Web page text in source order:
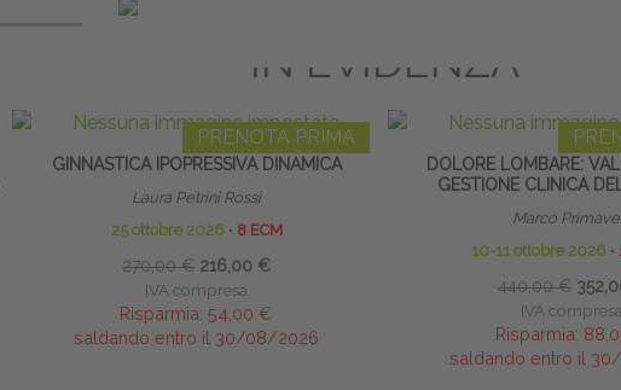
IN EVIDENZA
PRENOTA PRIMA
GINNASTICA IPOPRESSIVA DINAMICA
Laura Petrini Rossi
25 ottobre 2026 ∙ 8 ECM
270,00 € 216,00 €
IVA compresa
Risparmia: 54,00 €
saldando entro il 30/08/2026
DOLORE LOMBARE:
GESTIONE CLINICA
Marco
10-11 ottobre 2026 ∙
440,00 €
IVA compresa
Risparmia:
saldando entro il